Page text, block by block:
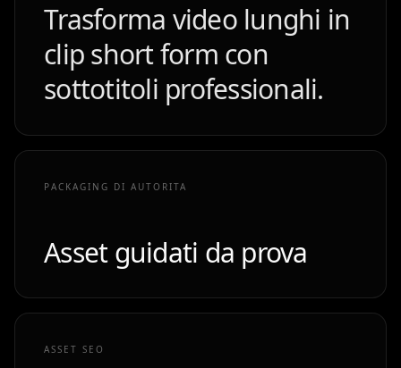
Trasforma video lunghi in
clip short form con
sottotitoli professionali.
PACKAGING DI AUTORITA
Asset guidati da prova
ASSET SEO